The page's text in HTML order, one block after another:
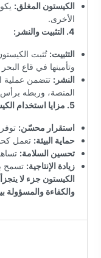
الكيستون المغلق:
الأخرى.
4. التثبيت والنشر:
التثبيت: تُثبت
وتأمينها في قاع
النشر: تتضمن عملية
المنصة، وربطه برأس
5. مزايا استخدام الكيستون:
استقرار محسّن:
حماية البيئة: تعمل
تحسين السلامة:
زيادة الإنتاجية: تسمح
الكيستون جزء لا
والكفاءة والمسؤولة